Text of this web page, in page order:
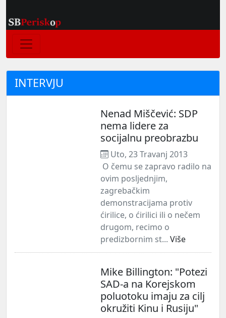
INTERVJU
Nenad Miščević: SDP
nema lidere za
socijalnu preobrazbu
Uto, 23 Travanj 2013
O čemu se zapravo radilo na
ovim posljednjim,
zagrebačkim
demonstracijama protiv
ćirilice, o ćirilici ili o nečem
drugom, recimo o
predizbornim st... Više
Mike Billington: "Potezi
SAD-a na Korejskom
poluotoku imaju za cilj
okružiti Kinu i Rusiju"